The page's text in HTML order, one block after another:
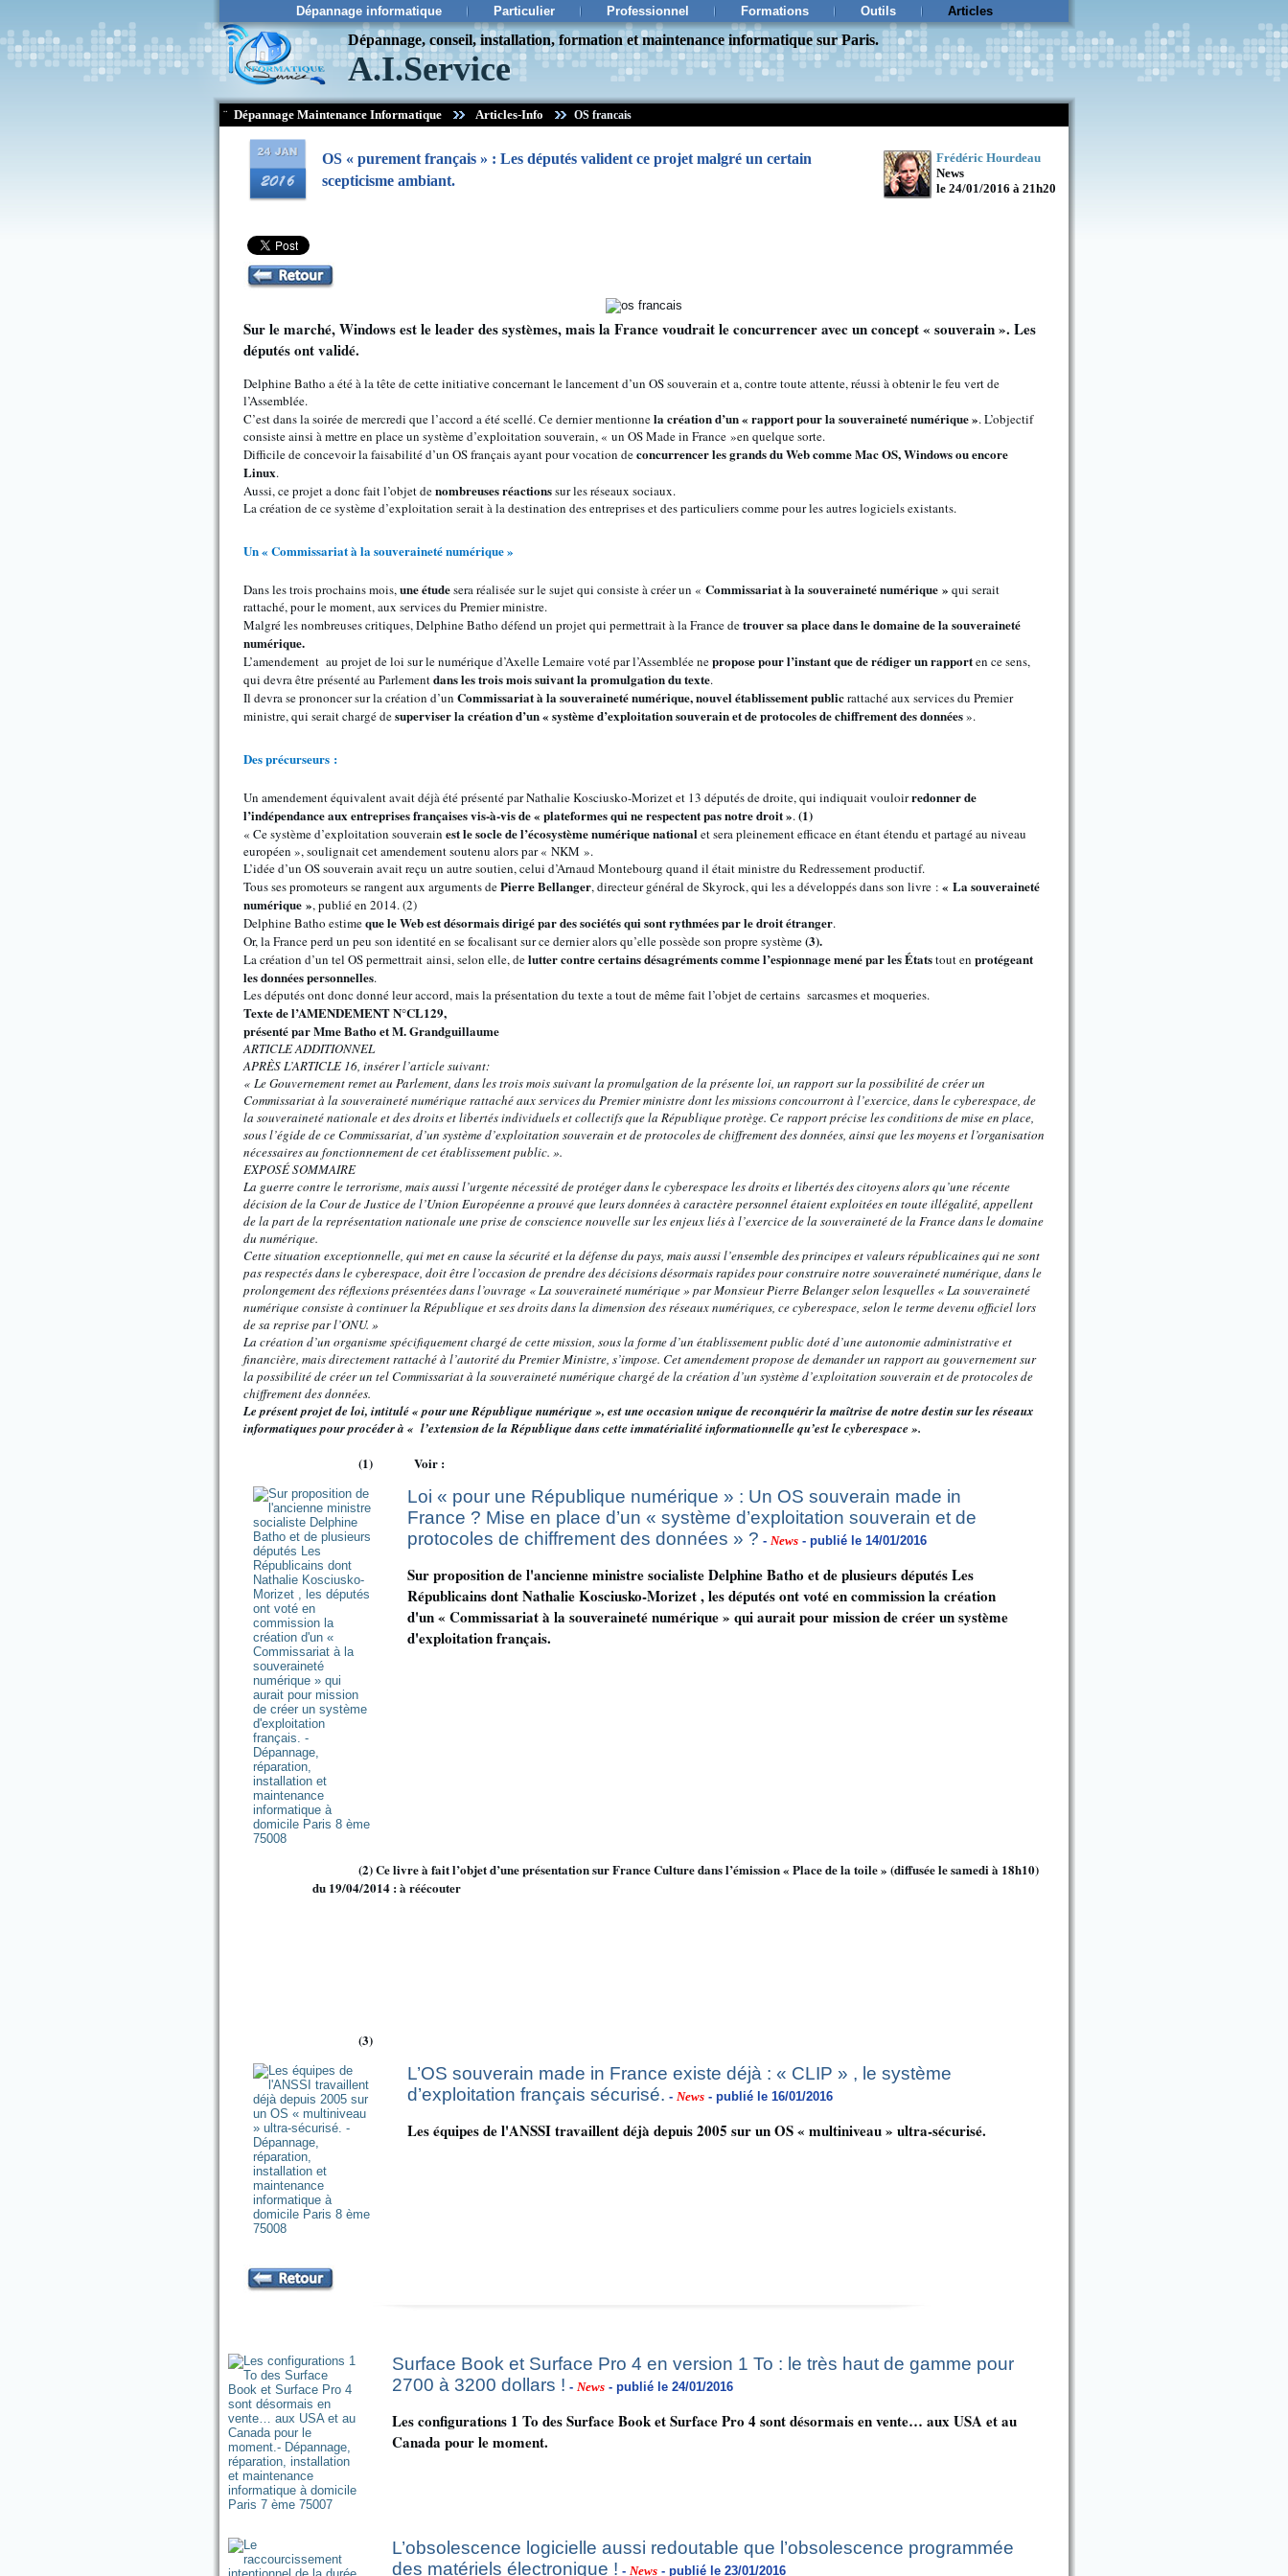
Dépannage informatique Particulier Professionnel Formations Outils Articles
Dépannage, conseil, installation, formation et maintenance informatique sur Paris.
A.I.Service
¨ Dépannage Maintenance Informatique Articles-Info OS francais
OS « purement français » : Les députés valident ce projet malgré un certain
scepticisme ambiant.
Frédéric Hourdeau
News
le 24/01/2016 à 21h20
Sur le marché, Windows est le leader des systèmes, mais la France voudrait le concurrencer avec un concept « souverain ». Les
députés ont validé.
Delphine Batho a été à la tête de cette initiative concernant le lancement d’un OS souverain et a, contre toute attente, réussi à obtenir le feu vert de
l’Assemblée.
C’est dans la soirée de mercredi que l’accord a été scellé. Ce dernier mentionnela création d’un « rapport pour la souveraineté numérique ». L’objectif
consiste ainsi à mettre en place un système d’exploitation souverain, « un OS Made in France »en quelque sorte.
Difficile de concevoir la faisabilité d’un OS français ayant pour vocation deconcurrencer les grands du Web comme Mac OS, Windows ou encore
Linux.
Aussi, ce projet a donc fait l’objet denombreuses réactionssur les réseaux sociaux.
La création de ce système d’exploitation serait à la destination des entreprises et des particuliers comme pour les autres logiciels existants.
Un « Commissariat à la souveraineté numérique »
Dans les trois prochains mois,une étudesera réalisée sur le sujet qui consiste à créer un « Commissariat à la souveraineté numérique » qui serait
rattaché, pour le moment, aux services du Premier ministre.
Malgré les nombreuses critiques, Delphine Batho défend un projet qui permettrait à la France detrouver sa place dans le domaine de la souveraineté
numérique.
L’amendement au projet de loi sur le numérique d’Axelle Lemaire voté par l’Assemblée nepropose pour l’instant que de rédiger un rapporten ce sens,
qui devra être présenté au Parlementdans les trois mois suivant la promulgation du texte.
Il devra se prononcer sur la création d’un Commissariat à la souveraineté numérique, nouvel établissement publicrattaché aux services du Premier
ministre, qui serait chargé desuperviser la création d’un « système d’exploitation souverain et de protocoles de chiffrement des données».
Des précurseurs :
Un amendement équivalent avait déjà été présenté par Nathalie Kosciusko-Morizet et 13 députés de droite, qui indiquait vouloirredonner de
l’indépendance aux entreprises françaises vis-à-vis de « plateformes qui ne respectent pas notre droit ».(1)
« Ce système d’exploitation souverain est le socle de l’écosystème numérique nationalet sera pleinement efficace en étant étendu et partagé au niveau
européen », soulignait cet amendement soutenu alors par « NKM ».
L’idée d’un OS souverain avait reçu un autre soutien, celui d’Arnaud Montebourg quand il était ministre du Redressement productif.
Tous ses promoteurs se rangent aux arguments dePierre Bellanger, directeur général de Skyrock, qui les a développés dans son livre : « La souveraineté
numérique », publié en 2014. (2)
Delphine Batho estimeque le Web est désormais dirigé par des sociétés qui sont rythmées par le droit étranger.
Or, la France perd un peu son identité en se focalisant sur ce dernier alors qu’elle possède son propre système(3).
La création d’un tel OS permettrait ainsi, selon elle, delutter contre certains désagréments comme l’espionnage mené par les Étatstout en protégeant
les données personnelles.
Les députés ont donc donné leur accord, mais la présentation du texte a tout de même fait l’objet de certains sarcasmes et moqueries.
Texte de l’AMENDEMENT N°CL129,
présenté par Mme Batho et M. Grandguillaume
ARTICLE ADDITIONNEL
APRÈS L’ARTICLE 16, insérer l’article suivant:
« Le Gouvernement remet au Parlement, dans les trois mois suivant la promulgation de la présente loi, un rapport sur la possibilité de créer un
Commissariat à la souveraineté numérique rattaché aux services du Premier ministre dont les missions concourront à l’exercice, dans le cyberespace, de
la souveraineté nationale et des droits et libertés individuels et collectifs que la République protège. Ce rapport précise les conditions de mise en place,
sous l’égide de ce Commissariat, d’un système d’exploitation souverain et de protocoles de chiffrement des données, ainsi que les moyens et l’organisation
nécessaires au fonctionnement de cet établissement public. ».
EXPOSÉ SOMMAIRE
La guerre contre le terrorisme, mais aussi l’urgente nécessité de protéger dans le cyberespace les droits et libertés des citoyens alors qu’une récente
décision de la Cour de Justice de l’Union Européenne a prouvé que leurs données à caractère personnel étaient exploitées en toute illégalité, appellent
de la part de la représentation nationale une prise de conscience nouvelle sur les enjeux liés à l’exercice de la souveraineté de la France dans le domaine
du numérique.
Cette situation exceptionnelle, qui met en cause la sécurité et la défense du pays, mais aussi l’ensemble des principes et valeurs républicaines qui ne sont
pas respectés dans le cyberespace, doit être l’occasion de prendre des décisions désormais rapides pour construire notre souveraineté numérique, dans le
prolongement des réflexions présentées dans l’ouvrage « La souveraineté numérique » par Monsieur Pierre Belanger selon lesquelles « La souveraineté
numérique consiste à continuer la République et ses droits dans la dimension des réseaux numériques, ce cyberespace, selon le terme devenu officiel lors
de sa reprise par l’ONU. »
La création d’un organisme spécifiquement chargé de cette mission, sous la forme d’un établissement public doté d’une autonomie administrative et
financière, mais directement rattaché à l’autorité du Premier Ministre, s’impose. Cet amendement propose de demander un rapport au gouvernement sur
la possibilité de créer un tel Commissariat à la souveraineté numérique chargé de la création d’un système d’exploitation souverain et de protocoles de
chiffrement des données.
Le présent projet de loi, intitulé « pour une République numérique », est une occasion unique de reconquérir la maîtrise de notre destin sur les réseaux
informatiques pour procéder à « l’extension de la République dans cette immatérialité informationnelle qu’est le cyberespace ».
(1) Voir :
Loi « pour une République numérique » : Un OS souverain made in
France ? Mise en place d’un « système d’exploitation souverain et de
protocoles de chiffrement des données » ? - News - publié le 14/01/2016
Sur proposition de l'ancienne ministre socialiste Delphine Batho et de plusieurs députés Les
Républicains dont Nathalie Kosciusko-Morizet , les députés ont voté en commission la création
d'un « Commissariat à la souveraineté numérique » qui aurait pour mission de créer un système
d'exploitation français.
(2) Ce livre à fait l’objet d’une présentation sur France Culture dans l’émission « Place de la toile » (diffusée le samedi à 18h10)
du 19/04/2014 : à réécouter
(3)
L’OS souverain made in France existe déjà : « CLIP » , le système
d’exploitation français sécurisé. - News - publié le 16/01/2016
Les équipes de l'ANSSI travaillent déjà depuis 2005 sur un OS « multiniveau » ultra-sécurisé.
Surface Book et Surface Pro 4 en version 1 To : le très haut de gamme pour
2700 à 3200 dollars ! - News - publié le 24/01/2016
Les configurations 1 To des Surface Book et Surface Pro 4 sont désormais en vente… aux USA et au
Canada pour le moment.
L’obsolescence logicielle aussi redoutable que l’obsolescence programmée
des matériels électronique ! - News - publié le 23/01/2016